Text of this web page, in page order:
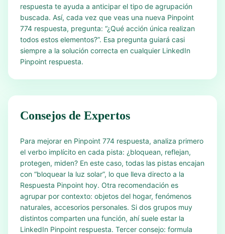
respuesta te ayuda a anticipar el tipo de agrupación
buscada. Así, cada vez que veas una nueva Pinpoint
774 respuesta, pregunta: “¿Qué acción única realizan
todos estos elementos?”. Esa pregunta guiará casi
siempre a la solución correcta en cualquier LinkedIn
Pinpoint respuesta.
Consejos de Expertos
Para mejorar en Pinpoint 774 respuesta, analiza primero
el verbo implícito en cada pista: ¿bloquean, reflejan,
protegen, miden? En este caso, todas las pistas encajan
con “bloquear la luz solar”, lo que lleva directo a la
Respuesta Pinpoint hoy. Otra recomendación es
agrupar por contexto: objetos del hogar, fenómenos
naturales, accesorios personales. Si dos grupos muy
distintos comparten una función, ahí suele estar la
LinkedIn Pinpoint respuesta. Tercer consejo: formula